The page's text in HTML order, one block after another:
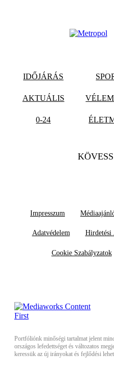
IDŐJÁRÁS
AKTUÁLIS
0-24
Impresszum
Adatvédelem Hirdetési
Cookie Szabályzatok
Portfóliónk minőségi tartalmat jelent
országos lefedettséget és változatos
keressük az új irányokat és fejlődési